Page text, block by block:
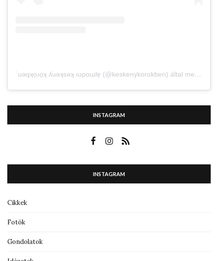
˙uǝqʞo̤ɹo̤ʞ ʎuǝʞsǝʞ ıupoɯlɐ̗ (@keskenykorokben) által megosztott bejegyzés
INSTAGRAM
INSTAGRAM
Cikkek
Fotók
Gondolatok